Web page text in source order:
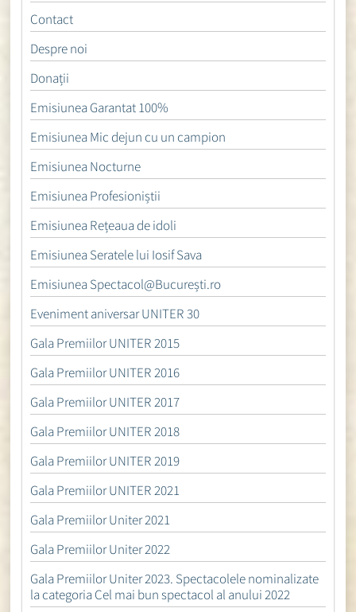
Contact
Despre noi
Donații
Emisiunea Garantat 100%
Emisiunea Mic dejun cu un campion
Emisiunea Nocturne
Emisiunea Profesioniștii
Emisiunea Rețeaua de idoli
Emisiunea Seratele lui Iosif Sava
Emisiunea Spectacol@București.ro
Eveniment aniversar UNITER 30
Gala Premiilor UNITER 2015
Gala Premiilor UNITER 2016
Gala Premiilor UNITER 2017
Gala Premiilor UNITER 2018
Gala Premiilor UNITER 2019
Gala Premiilor UNITER 2021
Gala Premiilor Uniter 2021
Gala Premiilor Uniter 2022
Gala Premiilor Uniter 2023. Spectacolele nominalizate
la categoria Cel mai bun spectacol al anului 2022